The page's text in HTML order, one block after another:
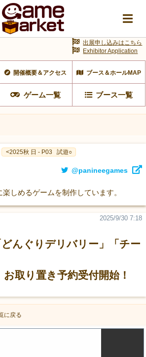
開催概要＆アクセス ブース＆ホールMAP
ゲーム一覧 ブース一覧
出展申し込みはこちら
Exhibitor Application
<2025秋 日 - P03 試遊○
@panineegames
しめるゲームを制作しています。
どんぐりデリバリー」「チー
取り置き予約受付開始！
2025/9/30 7:18
に戻る